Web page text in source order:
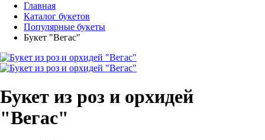
Главная
Каталог букетов
Популярные букеты
Букет "Вегас"
Букет из роз и орхидей
"Вегас"